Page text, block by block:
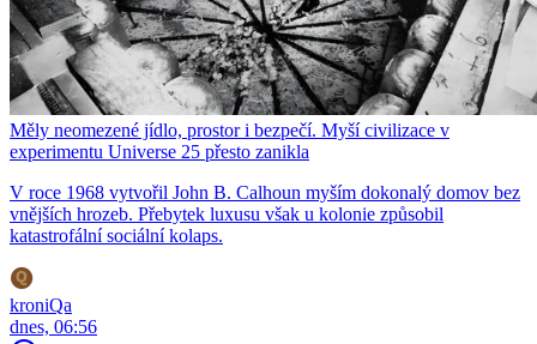
Měly neomezené jídlo, prostor i bezpečí. Myší civilizace v
experimentu Universe 25 přesto zanikla
V roce 1968 vytvořil John B. Calhoun myším dokonalý domov bez
vnějších hrozeb. Přebytek luxusu však u kolonie způsobil
katastrofální sociální kolaps.
kroniQa
dnes, 06:56